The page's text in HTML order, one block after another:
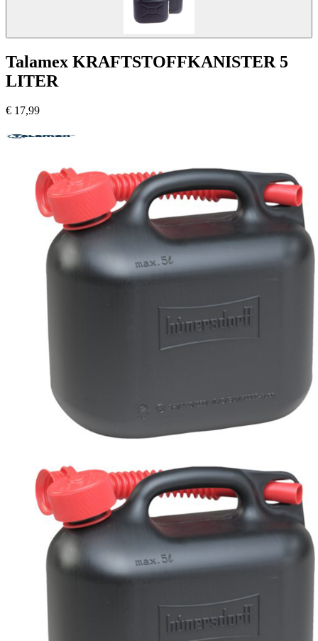
Talamex KRAFTSTOFFKANISTER 5
LITER
€ 17,99